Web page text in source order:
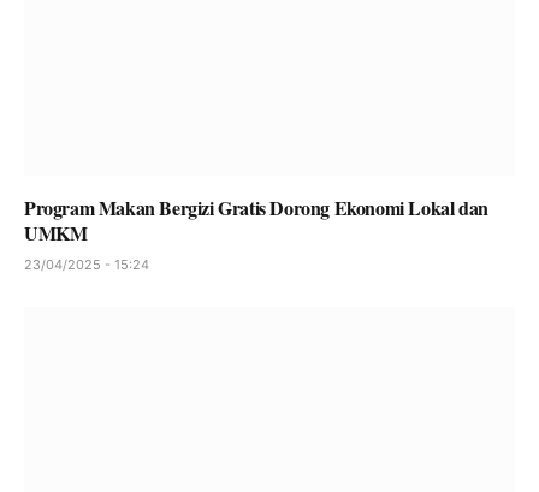
Program Makan Bergizi Gratis Dorong Ekonomi Lokal dan
UMKM
23/04/2025 - 15:24